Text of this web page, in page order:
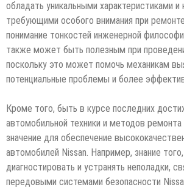
обладать уникальными характеристиками и
требующими особого внимания при
понимание тонкостей инженерной
также может быть полезным при
поскольку это может помочь механикам
потенциальные проблемы и более
Кроме того, быть в курсе последних
автомобильной техники и методов
значение для обеспечение
автомобилей Nissan. Например, знание
диагностировать и устранять неполадки,
передовыми системами безопасности